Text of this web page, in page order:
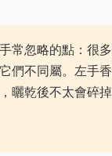
常忽略的點：很
們不同屬。左手
曬乾後不太會碎